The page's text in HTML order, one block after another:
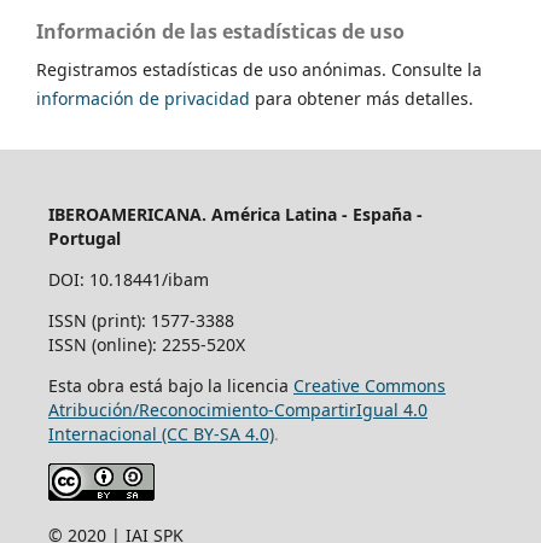
Información de las estadísticas de uso
Registramos estadísticas de uso anónimas. Consulte la
información de privacidad para obtener más detalles.
IBEROAMERICANA. América Latina - España -
Portugal
DOI: 10.18441/ibam
ISSN (print): 1577-3388
ISSN (online): 2255-520X
Esta obra está bajo la licencia Creative Commons
Atribución/Reconocimiento-CompartirIgual 4.0
Internacional (CC BY-SA 4.0).
© 2020 | IAI SPK